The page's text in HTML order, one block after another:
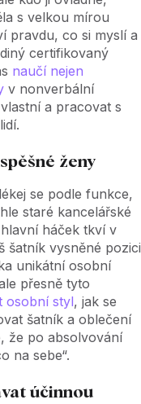
s velkou mírou
pravdu, co si myslí a
certifikovaný
naučí nejen
v nonverbální
a pracovat s
ženy
se podle funkce,
staré kancelářské
háček tkví v
šatník vysněné pozici
unikátní osobní
přesně tyto
osobní styl, jak se
šatník a oblečení
že po absolvování
na sebe“.
účinnou